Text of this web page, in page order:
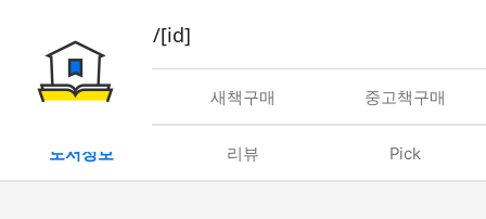
book/rent/[id]
대여 새책구매 중고책구매
도서정보 리뷰 Pick